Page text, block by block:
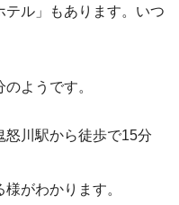
テル」もあります。いつ
ようです。
怒川駅から徒歩で15分
がわかります。